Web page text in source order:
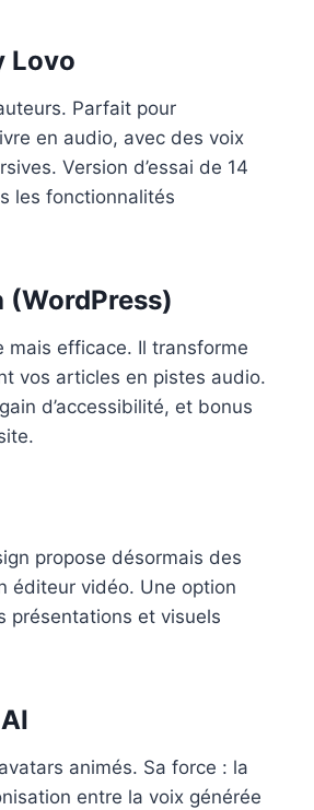
Lovo
Parfait pour
en audio, avec des voix
Version d’essai de 14
les fonctionnalités
(WordPress)
mais efficace. Il transforme
vos articles en pistes audio.
d’accessibilité, et bonus
propose désormais des
éditeur vidéo. Une option
présentations et visuels
animés. Sa force : la
entre la voix générée